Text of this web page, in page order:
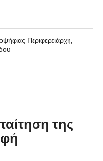
Περιφερειάρχη,
της